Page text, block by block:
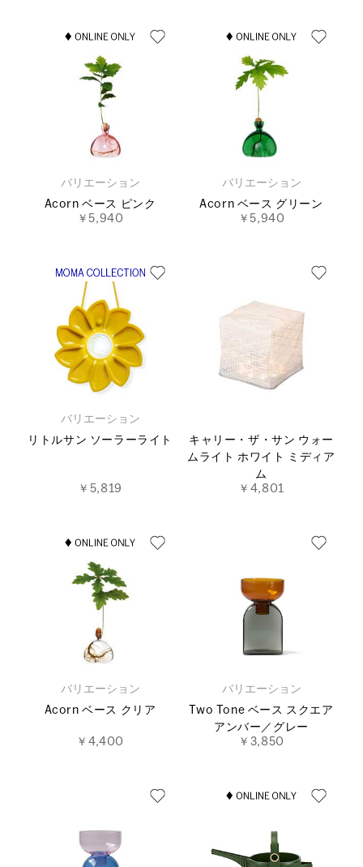
バリエーション
Acorn ベース ピンク
￥5,940
バリエーション
Acorn ベース グリーン
￥5,940
バリエーション
リトルサン ソーラーライト
￥5,819
キャリー・ザ・サン ウォー
ムライト ホワイト ミディア
ム
￥4,801
バリエーション
Acorn ベース クリア
￥4,400
バリエーション
Two Tone ベース スクエア
アンバー／グレー
￥3,850